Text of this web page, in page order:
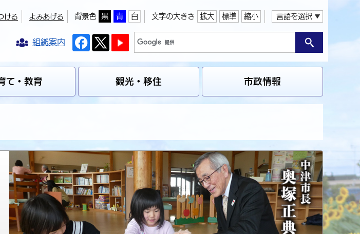
ける よみあげる 背景色 黒 青 白 文字の大きさ 拡大 標準 縮小 言語を選択
組織案内
て・教育 観光・移住 市政情報